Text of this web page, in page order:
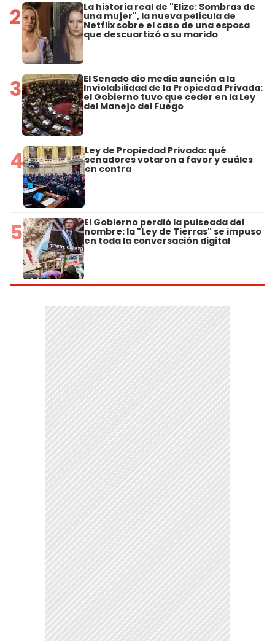
2 La historia real de "Elize: Sombras de
una mujer", la nueva película de
Netflix sobre el caso de una esposa
que descuartizó a su marido
3 El Senado dio media sanción a la
Inviolabilidad de la Propiedad Privada:
el Gobierno tuvo que ceder en la Ley
del Manejo del Fuego
4 Ley de Propiedad Privada: qué
senadores votaron a favor y cuáles
en contra
5 El Gobierno perdió la pulseada del
nombre: la "Ley de Tierras" se impuso
en toda la conversación digital